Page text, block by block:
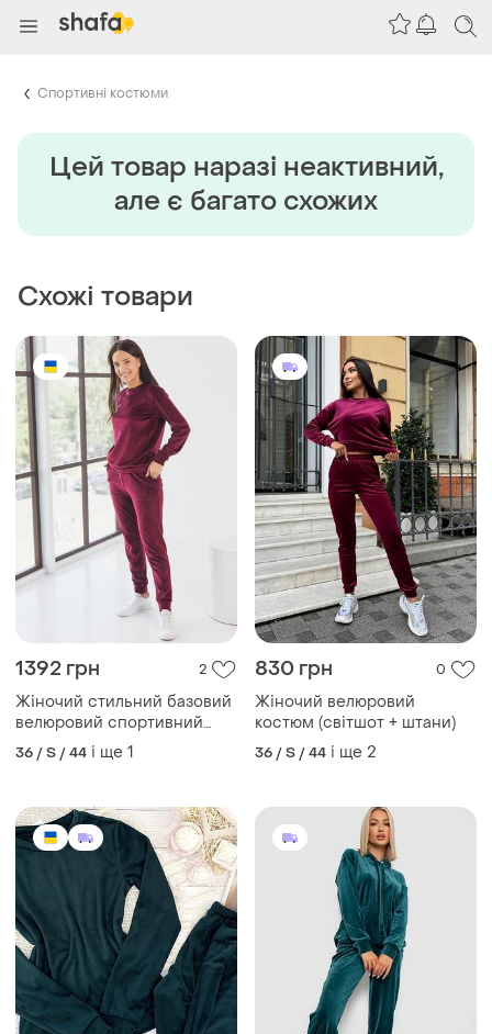
Спортивні костюми
Цей товар наразi неактивний,
але є багато схожих
Схожі товари
1392 грн 2
Жіночий стильний базовий
велюровий спортивний
костюм світшот і штани
36 / S / 44 і ще 1
830 грн 0
Жіночий велюровий
костюм (світшот + штани)
36 / S / 44 і ще 2